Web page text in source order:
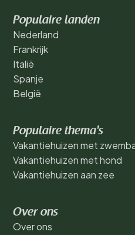
Populaire landen
Nederland
Frankrijk
Italië
Spanje
België
Populaire thema's
Vakantiehuizen met
Vakantiehuizen met hond
Vakantiehuizen aan zee
Over ons
Over ons